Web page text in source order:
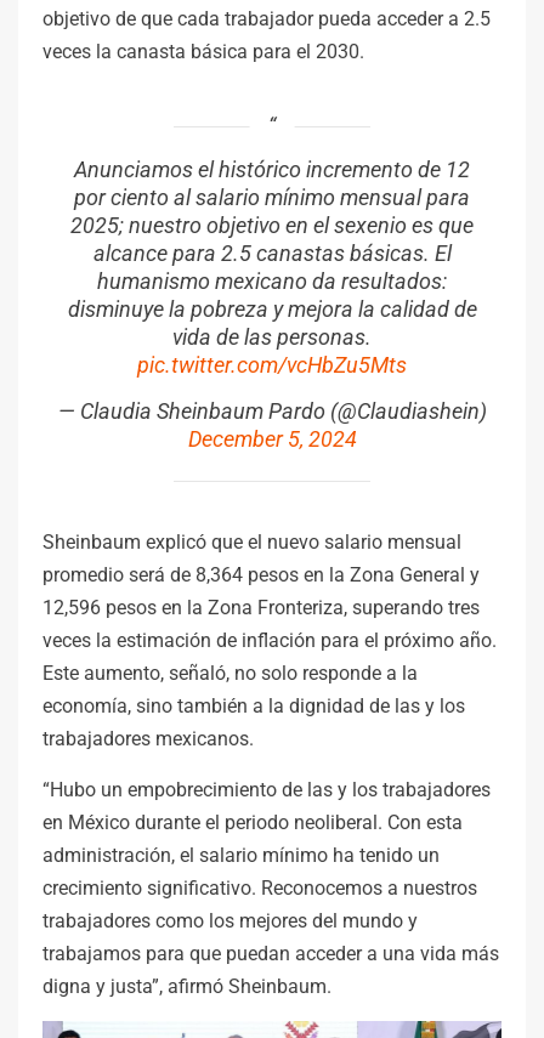
objetivo de que cada trabajador pueda acceder a 2.5
veces la canasta básica para el 2030.
Anunciamos el histórico incremento de 12
por ciento al salario mínimo mensual para
2025; nuestro objetivo en el sexenio es que
alcance para 2.5 canastas básicas. El
humanismo mexicano da resultados:
disminuye la pobreza y mejora la calidad de
vida de las personas.
pic.twitter.com/vcHbZu5Mts
— Claudia Sheinbaum Pardo (@Claudiashein)
December 5, 2024
Sheinbaum explicó que el nuevo salario mensual
promedio será de 8,364 pesos en la Zona General y
12,596 pesos en la Zona Fronteriza, superando tres
veces la estimación de inflación para el próximo año.
Este aumento, señaló, no solo responde a la
economía, sino también a la dignidad de las y los
trabajadores mexicanos.
“Hubo un empobrecimiento de las y los trabajadores
en México durante el periodo neoliberal. Con esta
administración, el salario mínimo ha tenido un
crecimiento significativo. Reconocemos a nuestros
trabajadores como los mejores del mundo y
trabajamos para que puedan acceder a una vida más
digna y justa”, afirmó Sheinbaum.